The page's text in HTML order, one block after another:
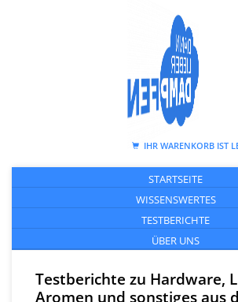
IHR WARENKORB IST
STARTSEITE
WISSENSWERTES
TESTBERICHTE
ÜBER UNS
Testberichte zu Hardware,
Aromen und sonstiges aus